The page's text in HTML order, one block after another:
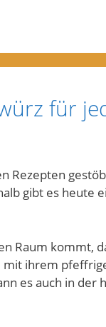
für
Rezepten
gibt es heute
Raum kommt,
ihrem
es auch in